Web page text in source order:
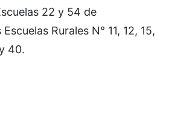
22 y 54 de
Rurales N° 11, 12, 15,
40.